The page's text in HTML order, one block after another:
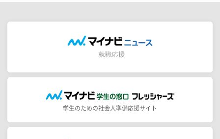
学生のための社会人準備応援サイト